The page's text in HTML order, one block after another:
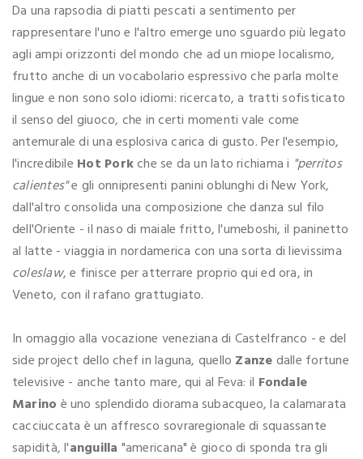
Da una rapsodia di piatti pescati a sentimento per
rappresentare l'uno e l'altro emerge uno sguardo più legato
agli ampi orizzonti del mondo che ad un miope localismo,
frutto anche di un vocabolario espressivo che parla molte
lingue e non sono solo idiomi: ricercato, a tratti sofisticato
il senso del giuoco, che in certi momenti vale come
antemurale di una esplosiva carica di gusto. Per l'esempio,
l'incredibile Hot Porkche se da un lato richiama i "perritos
calientes"e gli onnipresenti panini oblunghi di New York,
dall'altro consolida una composizione che danza sul filo
dell'Oriente - il naso di maiale fritto, l'umeboshi, il paninetto
al latte - viaggia in nordamerica con una sorta di lievissima
coleslaw, e finisce per atterrare proprio qui ed ora, in
Veneto, con il rafano grattugiato.
In omaggio alla vocazione veneziana di Castelfranco - e del
side project dello chef in laguna, quello Zanzedalle fortune
televisive - anche tanto mare, qui al Feva: il Fondale
Marino è uno splendido diorama subacqueo, la calamarata
cacciuccata è un affresco sovraregionale di squassante
sapidità, l'anguilla "americana" è gioco di sponda tra gli